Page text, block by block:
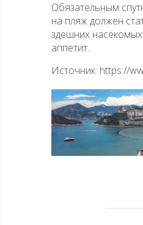
Обязательным
на пляж должен
здешних
аппетит.
Источник: https://